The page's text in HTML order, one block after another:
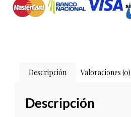
Descripción Valoraciones (0)
Descripción